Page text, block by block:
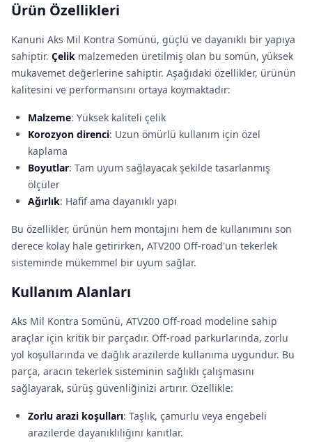
Ürün Özellikleri
Kanuni Aks Mil Kontra Somünü, güçlü ve dayanıklı bir yapıya
sahiptir. Çelik malzemeden üretilmiş olan bu somün, yüksek
mukavemet değerlerine sahiptir. Aşağıdaki özellikler, ürünün
kalitesini ve performansını ortaya koymaktadır:
Malzeme: Yüksek kaliteli çelik
Korozyon direnci: Uzun ömürlü kullanım için özel
kaplama
Boyutlar: Tam uyum sağlayacak şekilde tasarlanmış
ölçüler
Ağırlık: Hafif ama dayanıklı yapı
Bu özellikler, ürünün hem montajını hem de kullanımını son
derece kolay hale getirirken, ATV200 Off-road'un tekerlek
sisteminde mükemmel bir uyum sağlar.
Kullanım Alanları
Aks Mil Kontra Somünü, ATV200 Off-road modeline sahip
araçlar için kritik bir parçadır. Off-road parkurlarında, zorlu
yol koşullarında ve dağlık arazilerde kullanıma uygundur. Bu
parça, aracın tekerlek sisteminin sağlıklı çalışmasını
sağlayarak, sürüş güvenliğinizi artırır. Özellikle:
Zorlu arazi koşulları: Taşlık, çamurlu veya engebeli
arazilerde dayanıklılığını kanıtlar.